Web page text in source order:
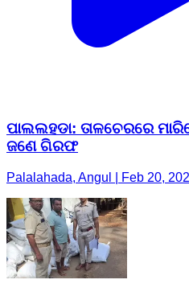
ପାଲଲହଡା: ତାଳଚେରରେ
ଜଣେ ଗିରଫ
Palalahada, Angul | Feb 20,